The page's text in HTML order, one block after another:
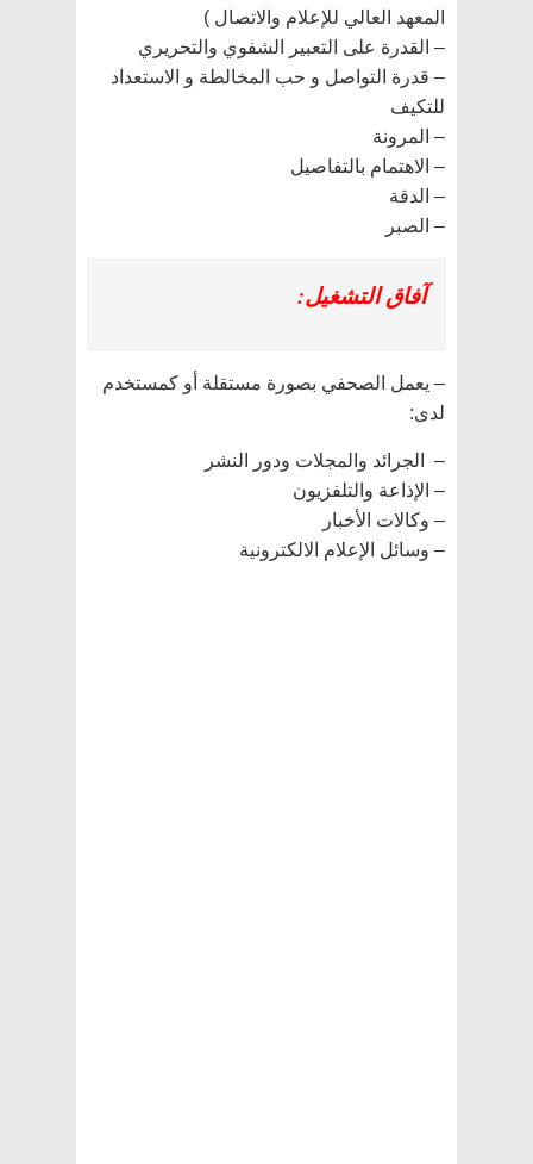
المعهد العالي للإعلام والاتصال )
– القدرة على التعبير الشفوي والتحريري
– قدرة التواصل و حب المخالطة و الاستعداد
للتكيف
– المرونة
– الاهتمام بالتفاصيل
– الدقة
– الصبر
آفاق التشغيل:
– يعمل الصحفي بصورة مستقلة أو كمستخدم
لدى:
– الجرائد والمجلات ودور النشر
– الإذاعة والتلفزيون
– وكالات الأخبار
– وسائل الإعلام الالكترونية